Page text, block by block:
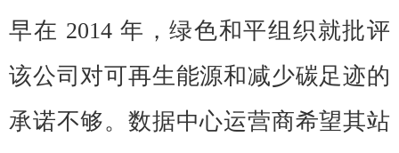
早在 2014 年，绿色和平组织就批评
该公司对可再生能源和减少碳足迹的
承诺不够。数据中心运营商希望其站